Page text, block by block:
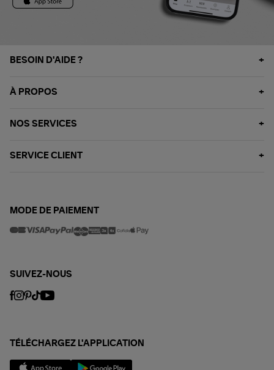
BESOIN D'AIDE ?
À PROPOS
NOS SERVICES
SERVICE CLIENT
MODE DE PAIEMENT
SUIVEZ-NOUS
TÉLÉCHARGEZ L'APPLICATION